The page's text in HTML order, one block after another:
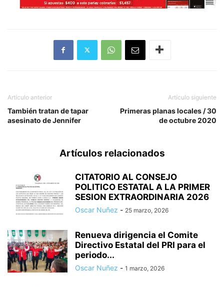
Artículo anterior
También tratan de tapar
asesinato de Jennifer
Artículo siguiente
Primeras planas locales / 30
de octubre 2020
Artículos relacionados
CITATORIO AL CONSEJO
POLITICO ESTATAL A LA PRIMER
SESION EXTRAORDINARIA 2026
Oscar Nuñez - 25 marzo, 2026
Renueva dirigencia el Comite
Directivo Estatal del PRI para el
periodo...
Oscar Nuñez - 1 marzo, 2026